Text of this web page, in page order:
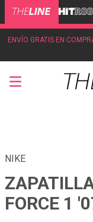
ENVÍO GRATIS EN
NIKE
FORCE 1